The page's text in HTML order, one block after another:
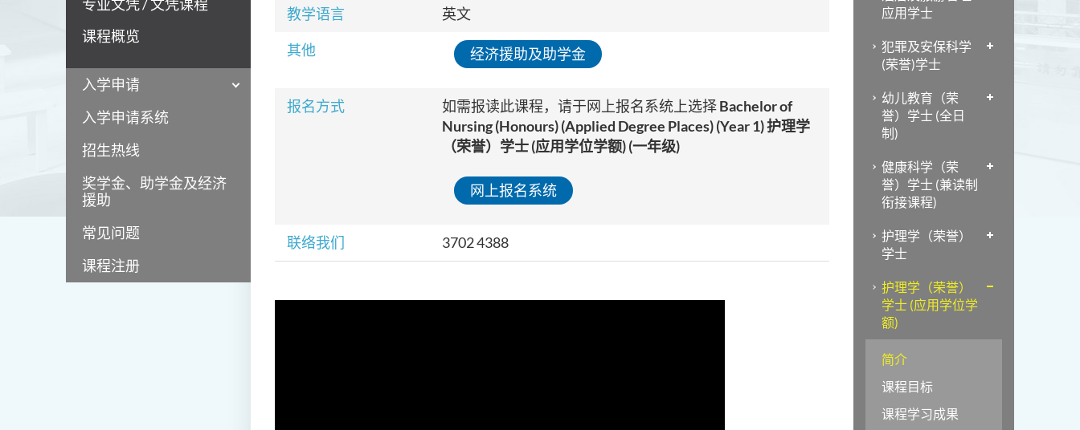
专业文凭 / 文凭课程
课程概览
入学申请
入学申请系统
招生热线
奖学金、助学金及经济
援助
常见问题
课程注册
教学语言 英文
其他 经济援助及助学金
报名方式 如需报读此课程，请于网上报名系统 上选择Bachelor of
Nursing (Honours) (Applied Degree Places) (Year 1) 护理学
（荣誉）学士 (应用学位学额) (一年级)
网上报名系统
联络我们 3702 4388
应用学士
犯罪及安保科学
(荣誉)学士
幼儿教育（荣
誉）学士 (全日
制)
健康科学（荣
誉）学士 (兼读制
衔接课程)
护理学（荣誉）
学士
护理学（荣誉）
学士 (应用学位学
额)
简介
课程目标
课程学习成果